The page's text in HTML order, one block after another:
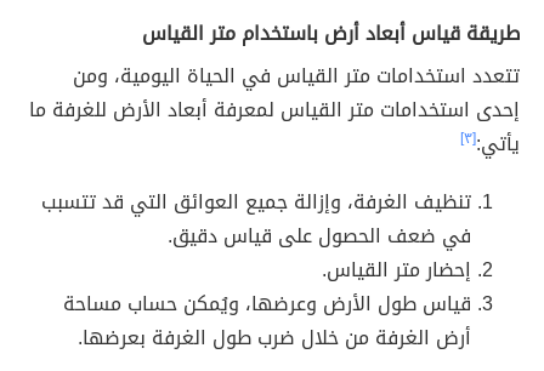
طريقة قياس أبعاد أرض باستخدام متر القياس
تتعدد استخدامات متر القياس في الحياة اليومية، ومن
إحدى استخدامات متر القياس لمعرفة أبعاد الأرض للغرفة ما
يأتي:[٣]
تنظيف الغرفة، وإزالة جميع العوائق التي قد تتسبب
في ضعف الحصول على قياس دقيق.
إحضار متر القياس.
قياس طول الأرض وعرضها، ويُمكن حساب مساحة
أرض الغرفة من خلال ضرب طول الغرفة بعرضها.